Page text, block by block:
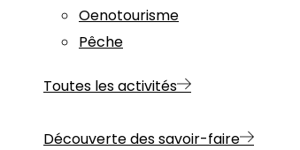
Oenotourisme
Pêche
Toutes les activités
Découverte des savoir-faire